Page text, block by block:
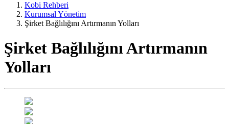
Kobi Rehberi
Kurumsal Yönetim
Şirket Bağlılığını Artırmanın Yolları
Şirket Bağlılığını Artırmanın
Yolları